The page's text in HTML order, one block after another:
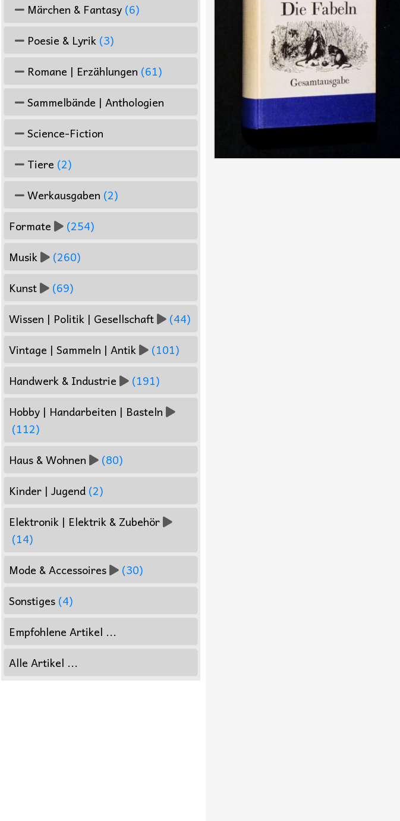
Märchen & Fantasy (6)
Poesie & Lyrik (3)
Romane | Erzählungen (61)
Sammelbände | Anthologien
Science-Fiction
Tiere (2)
Werkausgaben (2)
Formate
(254)
Musik
(260)
Kunst
(69)
Wissen | Politik | Gesellschaft
(44)
Vintage | Sammeln | Antik
(101)
Handwerk & Industrie
(191)
Hobby | Handarbeiten | Basteln
(112)
Haus & Wohnen
(80)
Kinder | Jugend (2)
Elektronik | Elektrik & Zubehör
(14)
Mode & Accessoires
(30)
Sonstiges (4)
Empfohlene Artikel ...
Alle Artikel ...